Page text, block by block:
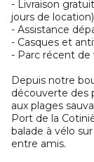
- Livraison
jours de location)
- Assistance
- Casques et
- Parc récent
Depuis notre
découverte des
aux plages
Port de la
balade à vélo
entre amis.